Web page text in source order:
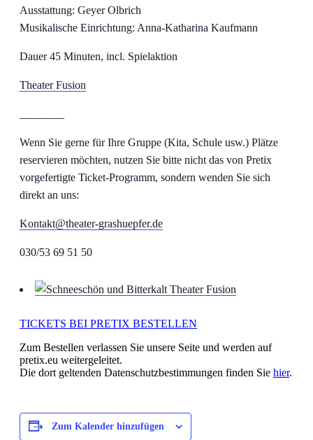
Ausstattung: Geyer Olbrich
Musikalische Einrichtung: Anna-Katharina Kaufmann
Dauer 45 Minuten, incl. Spielaktion
Theater Fusion
Wenn Sie gerne für Ihre Gruppe (Kita, Schule usw.) Plätze
reservieren möchten, nutzen Sie bitte nicht das von Pretix
vorgefertigte Ticket-Programm, sondern wenden Sie sich
direkt an uns:
Kontakt@theater-grashuepfer.de
030/53 69 51 50
TICKETS BEI PRETIX BESTELLEN
Zum Bestellen verlassen Sie unsere Seite und werden auf
pretix.eu weitergeleitet.
Die dort geltenden Datenschutzbestimmungen finden Sie hier.
Zum Kalender hinzufügen